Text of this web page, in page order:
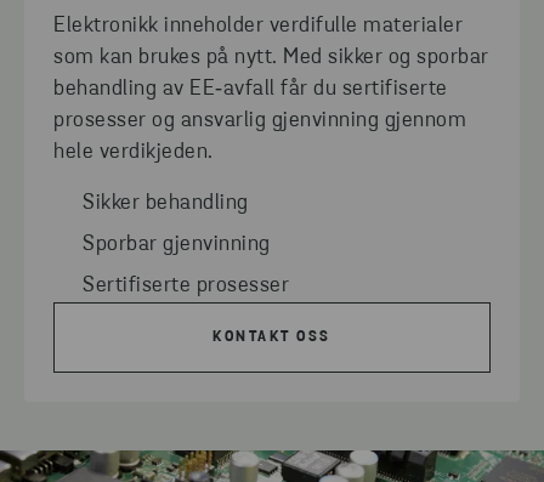
Elektronikk inneholder verdifulle materialer
som kan brukes på nytt. Med sikker og sporbar
behandling av EE‑avfall får du sertifiserte
prosesser og ansvarlig gjenvinning gjennom
hele verdikjeden.
Sikker behandling
Sporbar gjenvinning
Sertifiserte prosesser
KONTAKT OSS